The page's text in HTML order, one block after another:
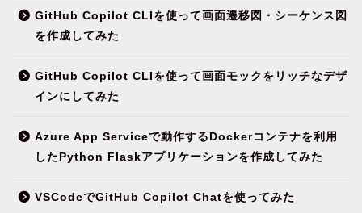
GitHub Copilot CLIを使って画面遷移図・シーケンス図
を作成してみた
GitHub Copilot CLIを使って画面モックをリッチなデザ
インにしてみた
Azure App Serviceで動作するDockerコンテナを利用
したPython Flaskアプリケーションを作成してみた
VSCodeでGitHub Copilot Chatを使ってみた